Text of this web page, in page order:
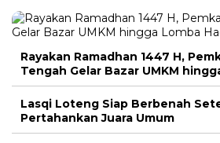
Rayakan Ramadhan 1447 H,
Tengah Gelar Bazar UMKM
Lasqi Loteng Siap Berbenah
Pertahankan Juara Umum